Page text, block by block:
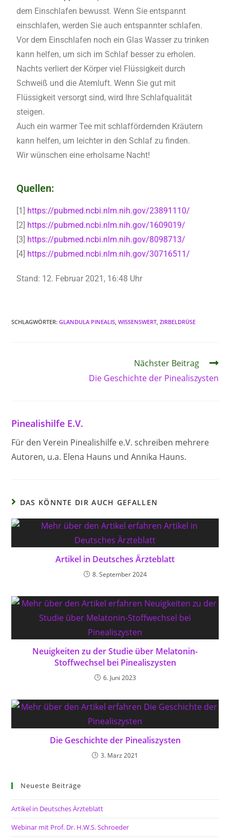
dem Einschlafen bewusst. Wenn Sie entspannt
einschlafen, werden Sie auch entspannter schlafen.
Vor dem Einschlafen noch ein Glas Wasser zu trinken
kann helfen, um sich im Schlaf besser zu erholen.
Nachts verliert der Körper viel Flüssigkeit durch
Schweiß und die Atemluft. Wenn Sie gut mit
Flüssigkeit versorgt sind, wird Ihre Schlafqualität
steigen.
Auch ein warmer Tee mit schlaffördernden Kräutern
kann helfen, um leichter in den Schlaf zu finden.
Wir wünschen eine erholsame Nacht!
Quellen:
[1] https://pubmed.ncbi.nlm.nih.gov/23891110/
[2] https://pubmed.ncbi.nlm.nih.gov/1609019/
[3] https://pubmed.ncbi.nlm.nih.gov/8098713/
[4] https://pubmed.ncbi.nlm.nih.gov/30716511/
Stand: 12. Februar 2021, 16:48 Uhr
SCHLAGWÖRTER:GLANDULA PINEALIS WISSENSWERT ZIRBELDRÜSE
Nächster Beitrag
Die Geschichte der Pinealiszysten
Pinealishilfe E.V.
Für den Verein Pinealishilfe e.V. schreiben mehrere
Autoren, u.a. Elena Hauns und Annika Hauns.
DAS KÖNNTE DIR AUCH GEFALLEN
Artikel in Deutsches Ärzteblatt
8. September 2024
Neuigkeiten zu der Studie über Melatonin-
Stoffwechsel bei Pinealiszysten
6. Juni 2023
Die Geschichte der Pinealiszysten
3. März 2021
Neueste Beiträge
Artikel in Deutsches Ärzteblatt
Webinar mit Prof. Dr. H.W.S. Schroeder